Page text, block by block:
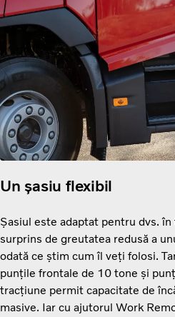
Un șasiu flexibil
Șasiul este adaptat pentru dvs.
surprins de greutatea redusă a
odată ce știm cum îl veți folosi.
punțile frontale de 10 tone și
tracțiune permit capacitate de
masive. Iar cu ajutorul Work